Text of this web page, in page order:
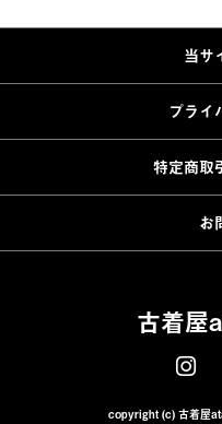
当サ
プライ
特定商取
お
古着屋
copyright (c) 古着屋